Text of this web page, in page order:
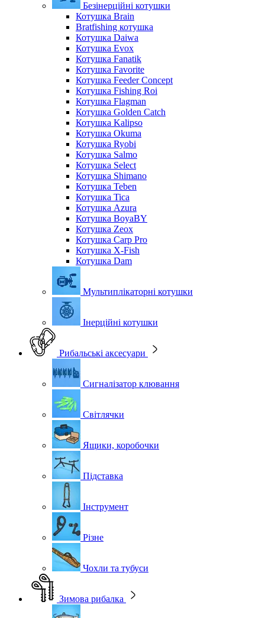
Безінерційні котушки
Котушка Brain
Bratfishing котушка
Котушка Daiwa
Котушка Evox
Котушка Fanatik
Котушка Favorite
Котушка Feeder Concept
Котушка Fishing Roi
Котушка Flagman
Котушка Golden Catch
Котушка Kalipso
Котушка Okuma
Котушка Ryobi
Котушка Salmo
Котушка Select
Котушка Shimano
Котушка Teben
Котушка Tica
Котушка Azura
Котушка BoyaBY
Котушка Zeox
Котушка Carp Pro
Котушка X-Fish
Котушка Dam
Мультиплікаторні котушки
Інерційні котушки
Рибальські аксесуари
Сигналізатор клювання
Світлячки
Ящики, коробочки
Підставка
Інструмент
Різне
Чохли та тубуси
Зимова рибалка